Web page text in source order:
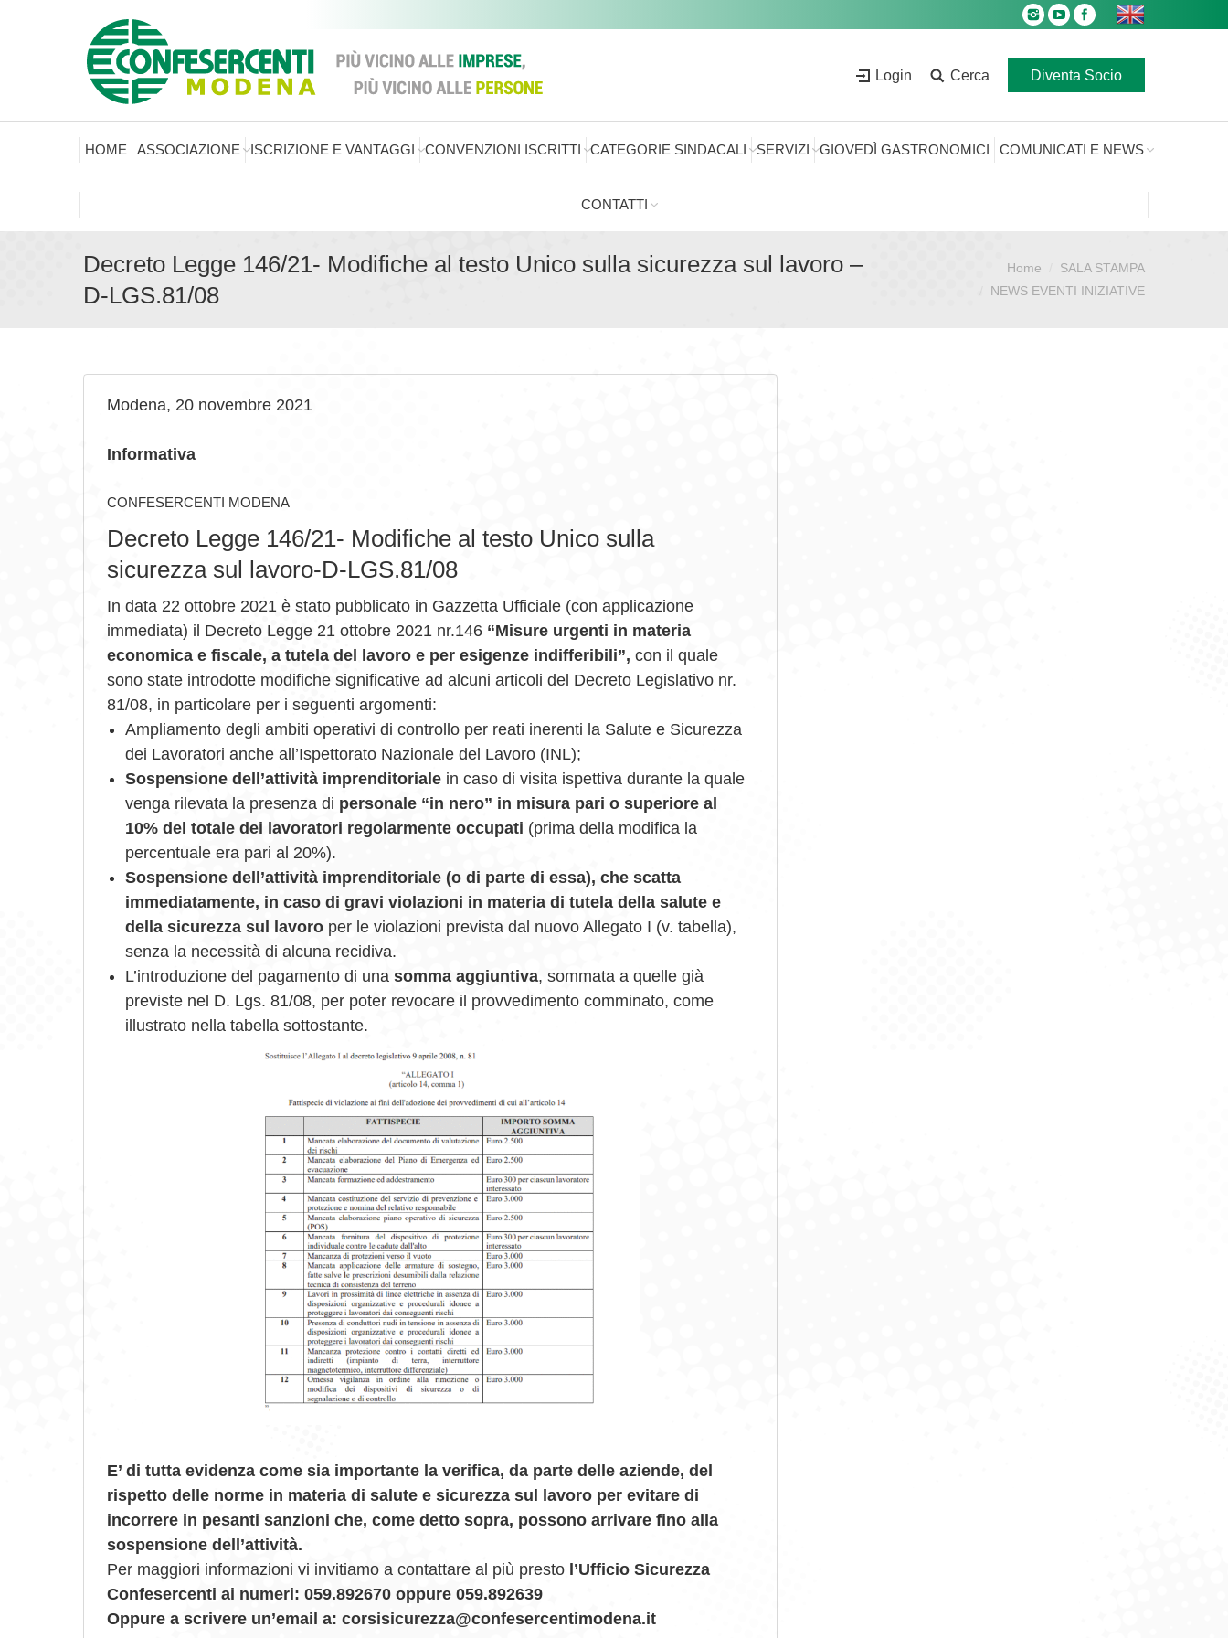
Login Cerca Diventa Socio
HOME ASSOCIAZIONE ISCRIZIONE E VANTAGGI CONVENZIONI ISCRITTI CATEGORIE SINDACALI SERVIZI GIOVEDÌ GASTRONOMICI COMUNICATI E NEWS
CONTATTI
Decreto Legge 146/21- Modifiche al testo Unico sulla sicurezza sul lavoro –
D-LGS.81/08
Home
SALA STAMPA
NEWS EVENTI INIZIATIVE
Modena, 20 novembre 2021
Informativa
CONFESERCENTI MODENA
Decreto Legge 146/21- Modifiche al testo Unico sulla
sicurezza sul lavoro-D-LGS.81/08
In data 22 ottobre 2021 è stato pubblicato in Gazzetta Ufficiale (con applicazione
immediata) il Decreto Legge 21 ottobre 2021 nr.146 “Misure urgenti in materia
economica e fiscale, a tutela del lavoro e per esigenze indifferibili”, con il quale
sono state introdotte modifiche significative ad alcuni articoli del Decreto Legislativo nr.
81/08, in particolare per i seguenti argomenti:
Ampliamento degli ambiti operativi di controllo per reati inerenti la Salute e Sicurezza
dei Lavoratori anche all’Ispettorato Nazionale del Lavoro (INL);
Sospensione dell’attività imprenditoriale in caso di visita ispettiva durante la quale
venga rilevata la presenza di personale “in nero” in misura pari o superiore al
10% del totale dei lavoratori regolarmente occupati (prima della modifica la
percentuale era pari al 20%).
Sospensione dell’attività imprenditoriale (o di parte di essa), che scatta
immediatamente, in caso di gravi violazioni in materia di tutela della salute e
della sicurezza sul lavoro per le violazioni prevista dal nuovo Allegato I (v. tabella),
senza la necessità di alcuna recidiva.
L’introduzione del pagamento di una somma aggiuntiva, sommata a quelle già
previste nel D. Lgs. 81/08, per poter revocare il provvedimento comminato, come
illustrato nella tabella sottostante.
E’ di tutta evidenza come sia importante la verifica, da parte delle aziende, del
rispetto delle norme in materia di salute e sicurezza sul lavoro per evitare di
incorrere in pesanti sanzioni che, come detto sopra, possono arrivare fino alla
sospensione dell’attività.
Per maggiori informazioni vi invitiamo a contattare al più presto l’Ufficio Sicurezza
Confesercenti ai numeri: 059.892670 oppure 059.892639
Oppure a scrivere un’email a: corsisicurezza@confesercentimodena.it